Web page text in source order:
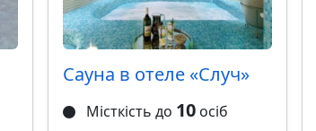
Сауна в отеле «Случ»
Місткість до 10 осіб